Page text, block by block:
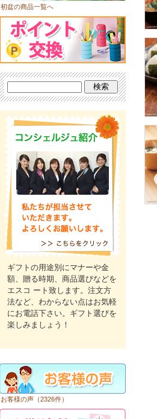
初盆の商品一覧へ
ギフトの用途別にマナーや金
額、贈る時期、商品選びなどを
エスコ ート致します。注文方
法など、わからない点はお気軽
にお電話下さい。ギフト選びを
楽しみましょう！
お客様の声（2326件）